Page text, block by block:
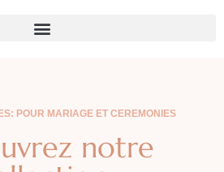
POUR MARIAGE ET CEREMONIES
notre